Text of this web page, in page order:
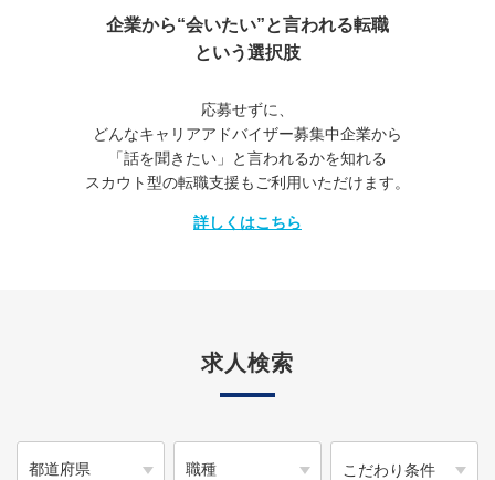
企業から“会いたい”と言われる転職
という選択肢
応募せずに、
どんなキャリアアドバイザー募集中企業から
「話を聞きたい」と言われるかを知れる
スカウト型の転職支援もご利用いただけます。
詳しくはこちら
求人検索
こだわり条件